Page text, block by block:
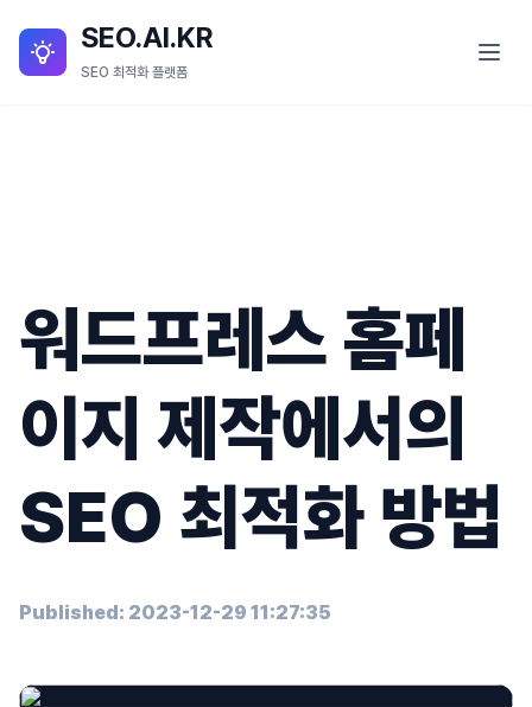
SEO.AI.KR
SEO 최적화 플랫폼
SEO.AI.KR 세부 기능
블로그
워드프레스 홈페
이지 제작에서의
SEO 최적화 방법
Published: 2023-12-29 11:27:35